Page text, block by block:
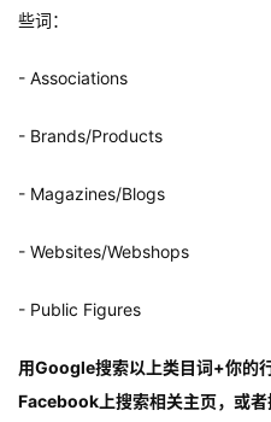
些词：
- Associations
- Brands/Products
- Magazines/Blogs
- Websites/Webshops
- Public Figures
用Google搜索以上类目词+你的
Facebook上搜索相关主页，或